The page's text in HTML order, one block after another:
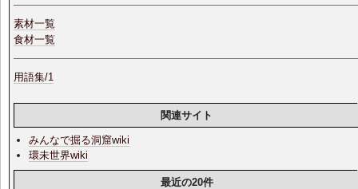
素材一覧
食材一覧
用語集/1
関連サイト
みんなで掘る洞窟wiki
環未世界wiki
最近の20件